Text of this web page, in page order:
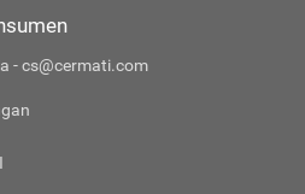
- cs@cermati.com